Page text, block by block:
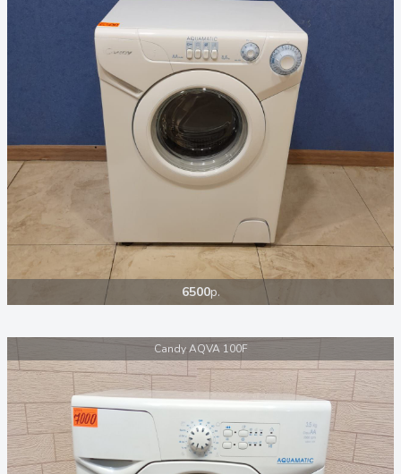
6500р.
Candy AQVA 100F